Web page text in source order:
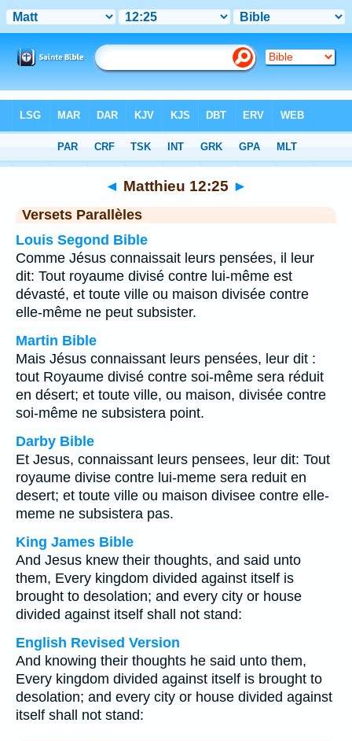
Chapitre 12> Verset 25
◄ Matthieu 12:25 ►
Versets Parallèles
Louis Segond Bible
Comme Jésus connaissait leurs pensées, il leur
dit: Tout royaume divisé contre lui-même est
dévasté, et toute ville ou maison divisée contre
elle-même ne peut subsister.
Martin Bible
Mais Jésus connaissant leurs pensées, leur dit :
tout Royaume divisé contre soi-même sera réduit
en désert; et toute ville, ou maison, divisée contre
soi-même ne subsistera point.
Darby Bible
Et Jesus, connaissant leurs pensees, leur dit: Tout
royaume divise contre lui-meme sera reduit en
desert; et toute ville ou maison divisee contre elle-
meme ne subsistera pas.
King James Bible
And Jesus knew their thoughts, and said unto
them, Every kingdom divided against itself is
brought to desolation; and every city or house
divided against itself shall not stand:
English Revised Version
And knowing their thoughts he said unto them,
Every kingdom divided against itself is brought to
desolation; and every city or house divided against
itself shall not stand: